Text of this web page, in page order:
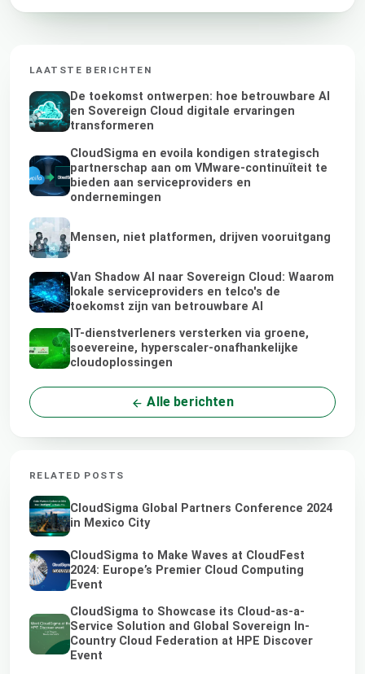
LAATSTE BERICHTEN
De toekomst ontwerpen: hoe betrouwbare AI
en Sovereign Cloud digitale ervaringen
transformeren
CloudSigma en evoila kondigen strategisch
partnerschap aan om VMware-continuïteit te
bieden aan serviceproviders en
ondernemingen
Mensen, niet platformen, drijven vooruitgang
Van Shadow AI naar Sovereign Cloud: Waarom
lokale serviceproviders en telco's de
toekomst zijn van betrouwbare AI
IT-dienstverleners versterken via groene,
soevereine, hyperscaler-onafhankelijke
cloudoplossingen
Alle berichten
RELATED POSTS
CloudSigma Global Partners Conference 2024
in Mexico City
CloudSigma to Make Waves at CloudFest
2024: Europe’s Premier Cloud Computing
Event
CloudSigma to Showcase its Cloud-as-a-
Service Solution and Global Sovereign In-
Country Cloud Federation at HPE Discover
Event